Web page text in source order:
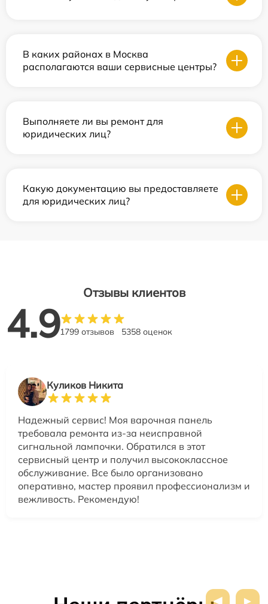
В каких районах в Москва
располагаются ваши сервисные центры?
Выполняете ли вы ремонт для
юридических лиц?
Какую документацию вы предоставляете
для юридических лиц?
Отзывы клиентов
4.91799 отзывов 5358 оценок
Куликов Никита
Надежный сервис! Моя варочная панель
требовала ремонта из-за неисправной
сигнальной лампочки. Обратился в этот
сервисный центр и получил высококлассное
обслуживание. Все было организовано
оперативно, мастер проявил профессионализм и
вежливость. Рекомендую!